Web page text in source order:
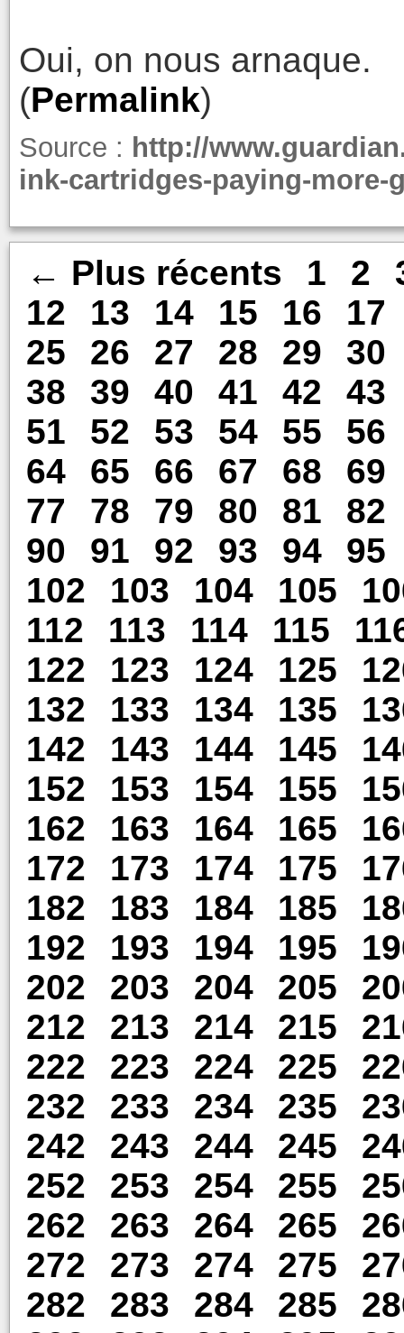
Oui, on nous arnaque.
(Permalink)
Source : http://
ink-cartridges-paying-more-
← Plus récents 1 2
12
13 14 15 16
17
25
26 27 28 29
30
38
39 40 41 42
43
51
52 53 54 55
56
64
65 66 67 68
69
77
78 79 80 81
82
90
91 92 93 94
95
102
103 104 105
112
113 114 115
122
123 124 125
132
133 134 135
142
143 144 145
152
153 154 155
162
163 164 165
172
173 174 175
182
183 184 185
192
193 194 195
202
203 204 205
212
213 214 215
222
223 224 225
232
233 234 235
242
243 244 245
252
253 254 255
262
263 264 265
272
273 274 275
282
283 284 285